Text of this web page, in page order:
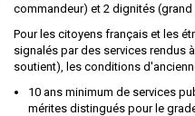
commandeur) et 2 dignités
Pour les citoyens français et les
signalés par des services rendus
soutient), les conditions
10 ans minimum de services
mérites distingués pour le